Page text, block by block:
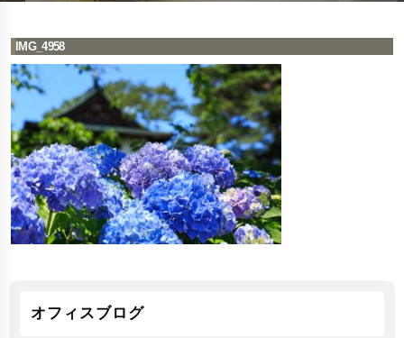
IMG_4958
オフィスブログ